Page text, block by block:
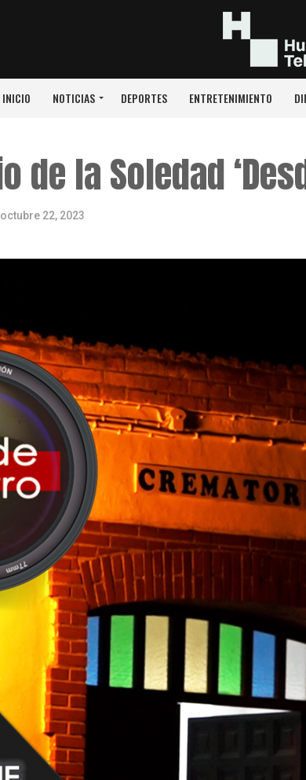
INICIO NOTICIAS DEPORTES ENTRETENIMIENTO
de la Soledad
octubre 22, 2023